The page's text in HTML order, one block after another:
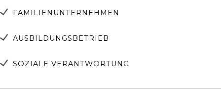
FAMILIENUNTERNEHMEN
AUSBILDUNGSBETRIEB
SOZIALE VERANTWORTUNG